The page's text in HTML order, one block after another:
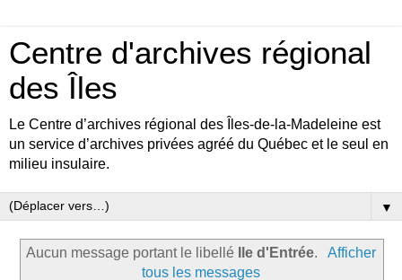
Centre d'archives régional
des Îles
Le Centre d’archives régional des Îles-de-la-Madeleine est
un service d’archives privées agréé du Québec et le seul en
milieu insulaire.
▼
Aucun message portant le libellé Ile d'Entrée.
Afficher
tous les messages